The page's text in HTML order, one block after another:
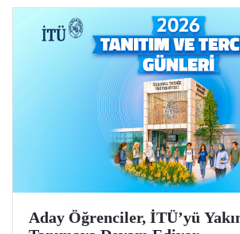
Aday Öğrenciler, İTÜ’yü